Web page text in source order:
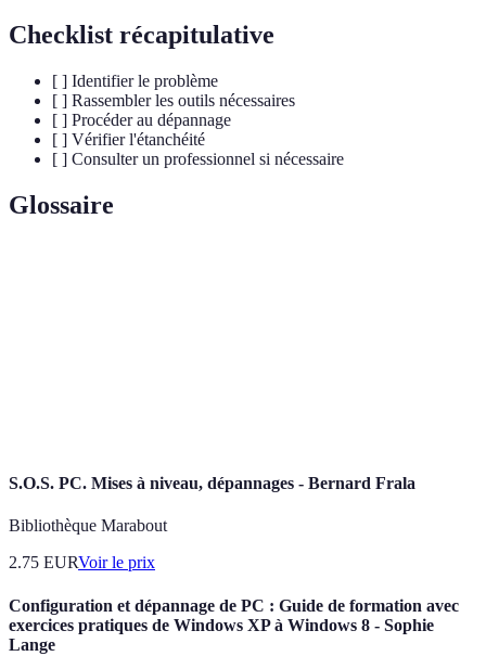
Checklist récapitulative
[ ] Identifier le problème
[ ] Rassembler les outils nécessaires
[ ] Procéder au dépannage
[ ] Vérifier l'étanchéité
[ ] Consulter un professionnel si nécessaire
Glossaire
S.O.S. PC. Mises à niveau, dépannages - Bernard Frala
Bibliothèque Marabout
2.75 EURVoir le prix
Configuration et dépannage de PC : Guide de formation avec
exercices pratiques de Windows XP à Windows 8 - Sophie
Lange